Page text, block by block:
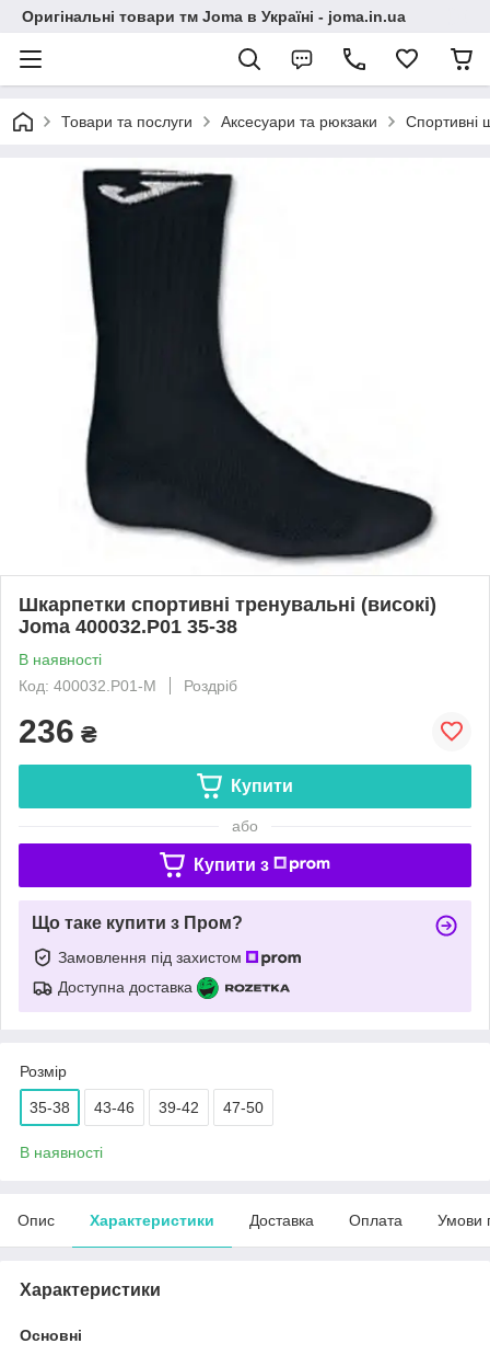
Оригінальні товари тм Joma в Україні - joma.in.ua
Товари та послуги Аксесуари та рюкзаки Спортивні
Шкарпетки спортивні тренувальні (високі)
Joma 400032.P01 35-38
В наявності
Код: 400032.P01-М
Роздріб
236 ₴
Купити
або
Купити з
Що таке купити з Пром?
Замовлення під захистом
Доступна доставка
Розмір
35-38 43-46 39-42 47-50
В наявності
Опис Характеристики Доставка Оплата Умови
Характеристики
Основні